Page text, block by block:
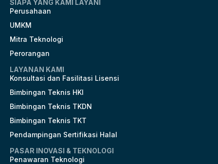
SIAPA YANG KAMI LAYANI
Perusahaan
UMKM
Mitra Teknologi
Perorangan
LAYANAN KAMI
Konsultasi dan Fasilitasi Lisensi
Bimbingan Teknis HKI
Bimbingan Teknis TKDN
Bimbingan Teknis TKT
Pendampingan Sertifikasi Halal
PASAR INOVASI & TEKNOLOGI
Penawaran Teknologi